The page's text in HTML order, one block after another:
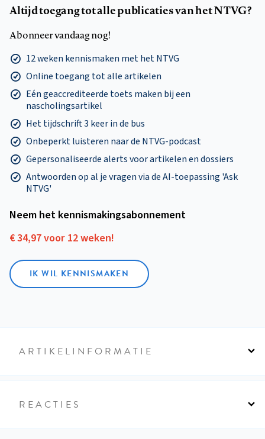
Altijd toegang tot alle publicaties van het NTVG?
Abonneer vandaag nog!
12 weken kennismaken met het NTVG
Online toegang tot alle artikelen
Eén geaccrediteerde toets maken bij een
nascholingsartikel
Het tijdschrift 3 keer in de bus
Onbeperkt luisteren naar de NTVG-podcast
Gepersonaliseerde alerts voor artikelen en dossiers
Antwoorden op al je vragen via de AI-toepassing 'Ask
NTVG'
Neem het kennismakings­abonnement
€ 34,97 voor 12 weken!
IK WIL KENNISMAKEN
ARTIKELINFORMATIE
REACTIES